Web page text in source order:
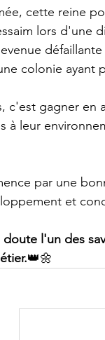
cette reine
lors d'une
défaillante
colonie ayant
c'est gagner
à leur
par une
et
doute l'un des
👑🌼